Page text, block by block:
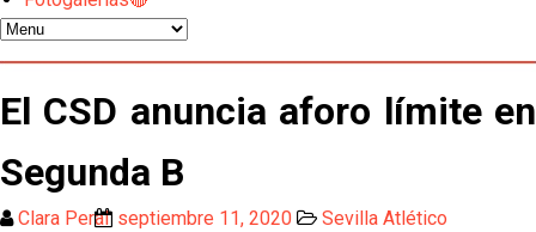
Emery quiere pescar en el Atleti , el Villareal ya
tiene nuevo portero y el Getafe mueve ficha... Las
últimas novedades del mercado de La Liga
Vargas y Sow se incorporan al grupo en la sesión
del martes
Odysseas Vlachodimos: “El objetivo es mejorar la
temporada pasada”
El CSD anuncia aforo límite en
Segunda B
Clara Peral septiembre 11, 2020
Sevilla Atlético